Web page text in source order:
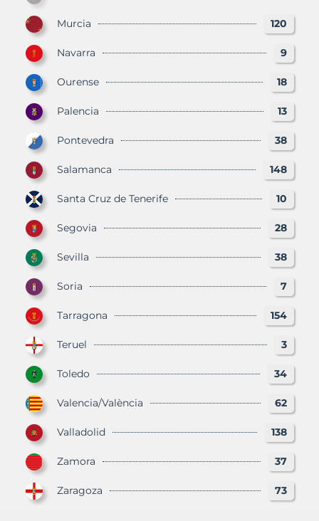
Murcia 120
Navarra 9
Ourense 18
Palencia 13
Pontevedra 38
Salamanca 148
Santa Cruz de Tenerife 10
Segovia 28
Sevilla 38
Soria 7
Tarragona 154
Teruel 3
Toledo 34
Valencia/València 62
Valladolid 138
Zamora 37
Zaragoza 73